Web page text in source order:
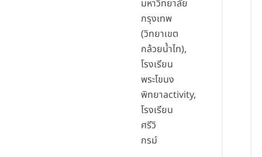
มหาวิทยาลัย
กรุงเทพ
(วิทยาเขต
กล้วยน้ำไท),
โรงเรียน
พระโขนง
พิทยาactivity,
โรงเรียน
ศรีวิ
กรม์